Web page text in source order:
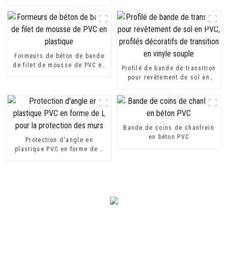
en forme de U d'extrusion de
PVC
Formeurs de béton de bande
de filet de mousse de PVC en
Profilé de bande de transition
pour revêtement de sol en
Protection d'angle en
plastique PVC en forme de L
Bande de coins de chanfrein
en béton PVC